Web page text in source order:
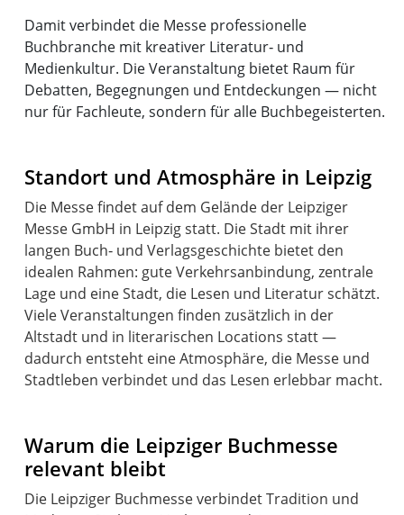
Damit verbindet die Messe professionelle
Buchbranche mit kreativer Literatur‑ und
Medienkultur. Die Veranstaltung bietet Raum für
Debatten, Begegnungen und Entdeckungen — nicht
nur für Fachleute, sondern für alle Buchbegeisterten.
Standort und Atmosphäre in Leipzig
Die Messe findet auf dem Gelände der Leipziger
Messe GmbH in Leipzig statt. Die Stadt mit ihrer
langen Buch‑ und Verlagsgeschichte bietet den
idealen Rahmen: gute Verkehrsanbindung, zentrale
Lage und eine Stadt, die Lesen und Literatur schätzt.
Viele Veranstaltungen finden zusätzlich in der
Altstadt und in literarischen Locations statt —
dadurch entsteht eine Atmosphäre, die Messe und
Stadtleben verbindet und das Lesen erlebbar macht.
Warum die Leipziger Buchmesse
relevant bleibt
Die Leipziger Buchmesse verbindet Tradition und